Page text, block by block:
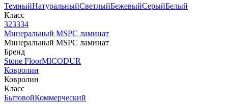
ТемныйНатуральныйСветлыйБежевыйСерыйБелый
Класс
323334
Минеральный MSPC ламинат
Минеральный MSPC ламинат
Бренд
Stone FloorMICODUR
Ковролин
Ковролин
Класс
БытовойКоммерческий